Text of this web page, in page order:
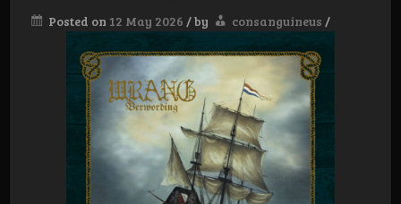
Posted on 12 May 2026 /by consanguineus /